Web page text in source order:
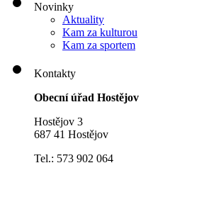
Novinky
Aktuality
Kam za kulturou
Kam za sportem
Kontakty
Obecní úřad Hostějov
Hostějov 3
687 41 Hostějov
Tel.: 573 902 064